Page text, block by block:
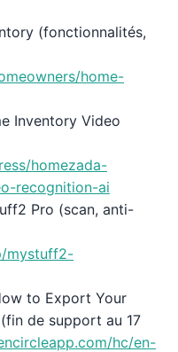
(fonctionnalités,
home-
Inventory Video
homezada-
recognition-ai
Pro (scan, anti-
mystuff2-
to Export Your
de support au 17
hc/en-